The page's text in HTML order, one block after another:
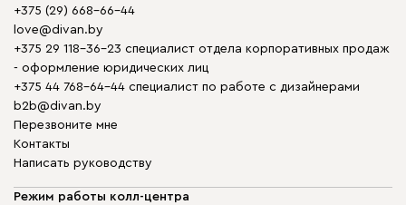
+375 (29) 668-66-44
love@divan.by
+375 29 118-36-23 специалист отдела корпоративных продаж
- оформление юридических лиц
+375 44 768-64-44 специалист по работе с дизайнерами
b2b@divan.by
Перезвоните мне
Контакты
Написать руководству
Режим работы колл-центра